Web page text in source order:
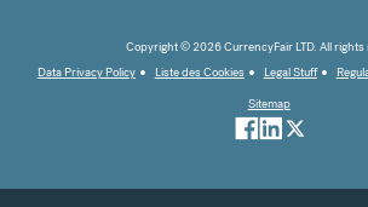
Copyright © 2026 CurrencyFair LTD. All rights
Data Privacy Policy
Liste des Cookies Legal Stuff
Sitemap